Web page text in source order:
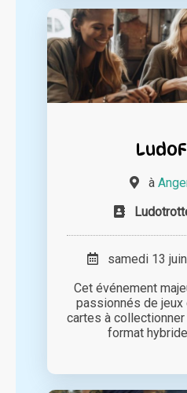
à
samedi 13 juin
Cet événement
passionnés de jeux
cartes à collectionner
format hybride